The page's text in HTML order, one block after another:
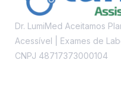
Dr. LumiMed Aceitamos
Acessível | Exames de
CNPJ 48717373000104